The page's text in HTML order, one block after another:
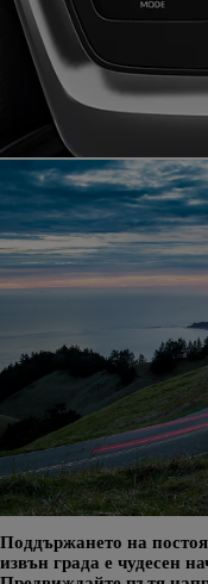
Поддържането на
извън града е чудесен